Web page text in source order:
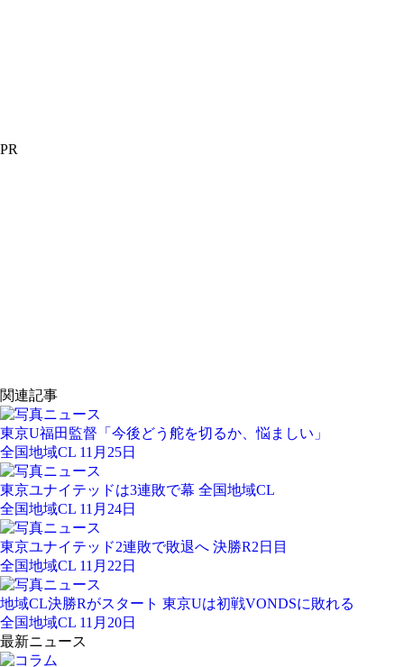
PR
関連記事
東京U福田監督「今後どう舵を切るか、悩ましい」
全国地域CL 11月25日
東京ユナイテッドは3連敗で幕 全国地域CL
全国地域CL 11月24日
東京ユナイテッド2連敗で敗退へ 決勝R2日目
全国地域CL 11月22日
地域CL決勝Rがスタート 東京Uは初戦VONDSに敗れる
全国地域CL 11月20日
最新ニュース